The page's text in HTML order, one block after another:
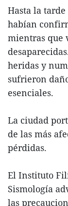
Hasta la
habían
mientras que
heridas y
sufrieron
esenciales.
La ciudad
de las más
pérdidas.
El Instituto
Sismología
las